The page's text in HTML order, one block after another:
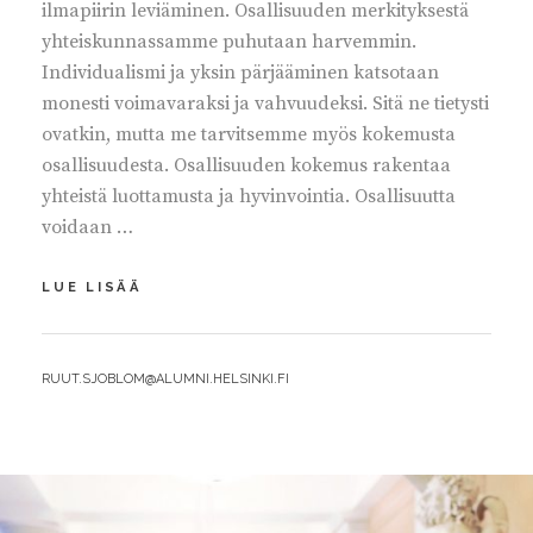
ilmapiirin leviäminen. Osallisuuden merkityksestä
yhteiskunnassamme puhutaan harvemmin.
Individualismi ja yksin pärjääminen katsotaan
monesti voimavaraksi ja vahvuudeksi. Sitä ne tietysti
ovatkin, mutta me tarvitsemme myös kokemusta
osallisuudesta. Osallisuuden kokemus rakentaa
yhteistä luottamusta ja hyvinvointia. Osallisuutta
voidaan …
LUE LISÄÄ
KOKEMUSTA
BY
RUUT.SJOBLOM@ALUMNI.HELSINKI.FI